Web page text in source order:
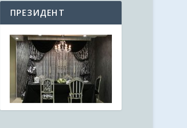
ПРЕЗИДЕНТ